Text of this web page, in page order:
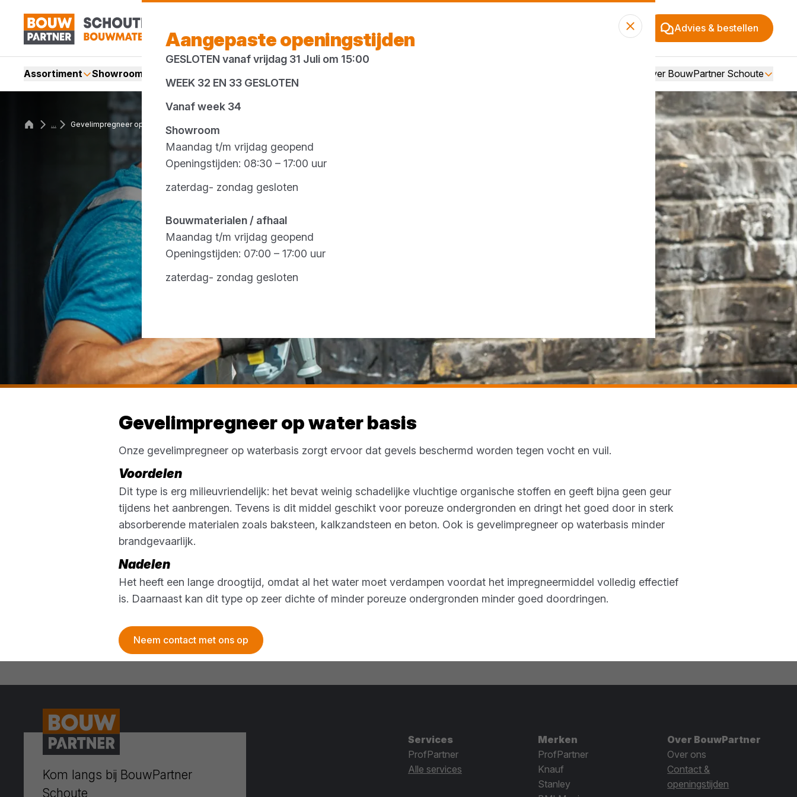
Advies & bestellen
Assortiment Showroom Over BouwPartner Schoute
... Gevelimpregneer op water basis
Gevelimpregneer op water basis
Onze gevelimpregneer op waterbasis zorgt ervoor dat gevels beschermd worden tegen vocht en vuil.
Voordelen
Dit type is erg milieuvriendelijk: het bevat weinig schadelijke vluchtige organische stoffen en geeft bijna geen geur
tijdens het aanbrengen. Tevens is dit middel geschikt voor poreuze ondergronden en dringt het goed door in sterk
absorberende materialen zoals baksteen, kalkzandsteen en beton. Ook is gevelimpregneer op waterbasis minder
brandgevaarlijk.
Nadelen
Het heeft een lange droogtijd, omdat al het water moet verdampen voordat het impregneermiddel volledig effectief
is. Daarnaast kan dit type op zeer dichte of minder poreuze ondergronden minder goed doordringen.
Neem contact met ons op
Aangepaste openingstijden
GESLOTEN vanaf vrijdag 31 Juli om 15:00
WEEK 32 EN 33 GESLOTEN
Vanaf week 34
Showroom
Maandag t/m vrijdag geopend
Openingstijden: 08:30 – 17:00 uur
zaterdag- zondag gesloten
Bouwmaterialen / afhaal
Maandag t/m vrijdag geopend
Openingstijden: 07:00 – 17:00 uur
zaterdag- zondag gesloten
Kom langs bij BouwPartner
Schoute
Services
ProfPartner
Alle services
Merken
ProfPartner
Knauf
Stanley
Over BouwPartner
Over ons
Contact &
openingstijden